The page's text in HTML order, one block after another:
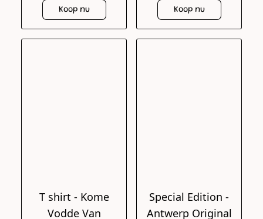
Koop nu Koop nu
T shirt - Kome
Vodde Van
Special Edition -
Antwerp Original